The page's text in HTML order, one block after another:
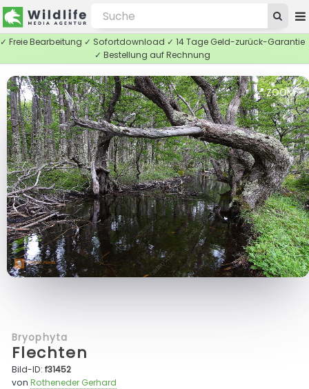
✓ Freie Bearbeitung ✓ Sofortdownload ✓ 14 Tage Geld-zurück-Garantie
✓ Bestellung auf Rechnung
ZOOM
Bryophyta
Flechten
Bild-ID:f31452
vonRotheneder Gerhard